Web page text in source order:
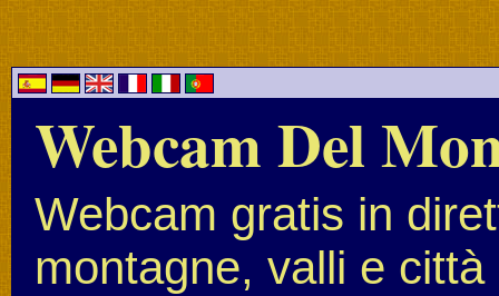
Webcam Del
Webcam gratis in
montagne, valli e città